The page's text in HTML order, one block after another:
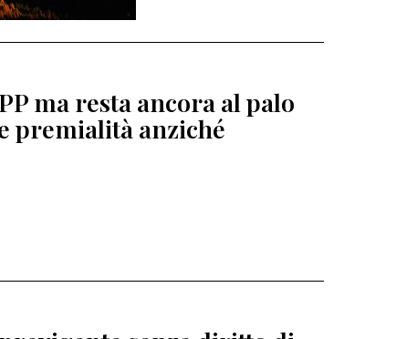
ma resta ancora al palo
premialità anziché